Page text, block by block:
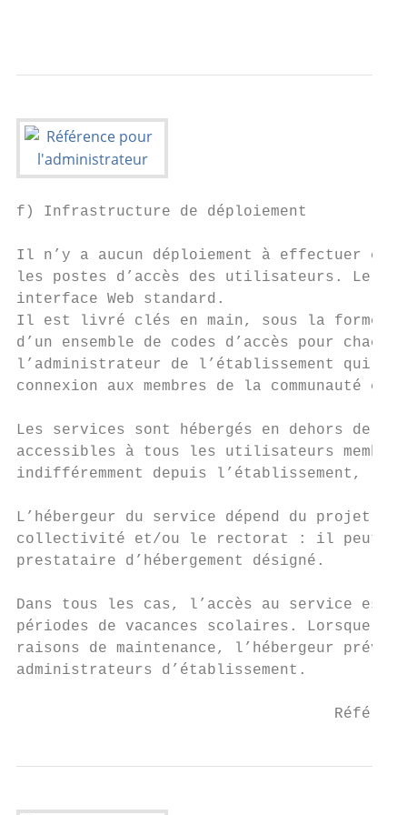
f) Infrastructure de déploiement
Il n’y a aucun déploiement à effectuer
les postes d’accès des utilisateurs. Le
interface Web standard.
Il est livré clés en main, sous la forme
d’un ensemble de codes d’accès pour
l’administrateur de l’établissement qui
connexion aux membres de la communauté
Les services sont hébergés en dehors de
accessibles à tous les utilisateurs
indifféremment depuis l’établissement, le
L’hébergeur du service dépend du projet
collectivité et/ou le rectorat : il peut
prestataire d’hébergement désigné.
Dans tous les cas, l’accès au service
périodes de vacances scolaires. Lorsque
raisons de maintenance, l’hébergeur
administrateurs d’établissement.